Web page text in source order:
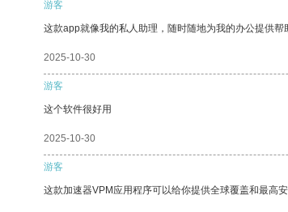
游客
这款app就像我的私人助理，随时随地为我的办公提供帮
2025-10-30
游客
这个软件很好用
2025-10-30
游客
这款加速器VPM应用程序可以给你提供全球覆盖和最高安